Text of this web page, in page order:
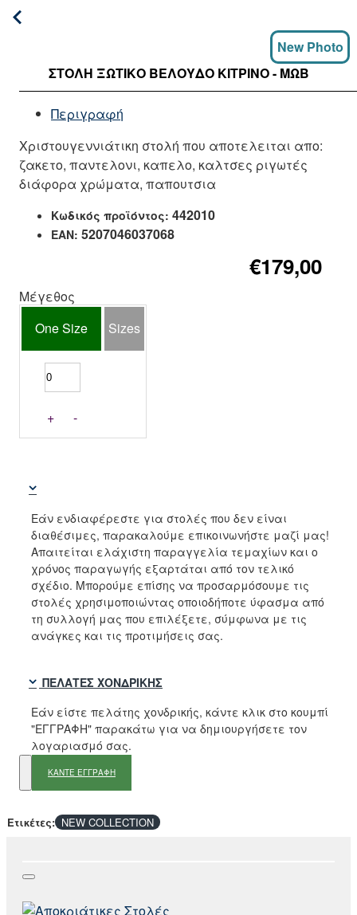
New Photo
ΣΤΟΛΉ ΞΩΤΙΚΌ ΒΕΛΟΎΔΟ ΚΊΤΡΙΝΟ - ΜΩΒ
Περιγραφή
Χριστουγεννιάτικη στολή που αποτελειται απο:
ζακετο, παντελονι, καπελο, καλτσες ριγωτές
διάφορα χρώματα, παπουτσια
Κωδικός προϊόντος: 442010
EAN: 5207046037068
€179,00
Μέγεθος
One Size
Sizes
+ -
Εάν ενδιαφέρεστε για στολές που δεν είναι
διαθέσιμες, παρακαλούμε επικοινωνήστε μαζί μας!
Απαιτείται ελάχιστη παραγγελία τεμαχίων και ο
χρόνος παραγωγής εξαρτάται από τον τελικό
σχέδιο. Μπορούμε επίσης να προσαρμόσουμε τις
στολές χρησιμοποιώντας οποιοδήποτε ύφασμα από
τη συλλογή μας που επιλέξετε, σύμφωνα με τις
ανάγκες και τις προτιμήσεις σας.
ΠΕΛΆΤΕΣ ΧΟΝΔΡΙΚΉΣ
Εάν είστε πελάτης χονδρικής, κάντε κλικ στο κουμπί
"ΕΓΓΡΑΦΗ" παρακάτω για να δημιουργήσετε τον
λογαριασμό σας.
ΚΑΝΤΕ ΕΓΓΡΑΦΗ
Ετικέτες: NEW COLLECTION